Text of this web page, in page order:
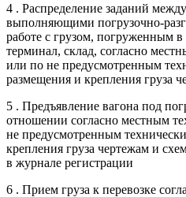
4 . Распределение заданий
выполняющими погрузочно-
работе с грузом, погруженным
терминал, склад, согласно
или по не предусмотренным
размещения и крепления груза
5 . Предъявление вагона под
отношении согласно местным
не предусмотренным
крепления груза чертежам и
в журнале регистрации
6 . Прием груза к перевозке